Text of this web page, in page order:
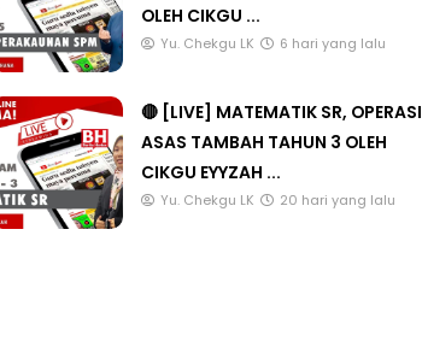
OLEH CIKGU ...
Yu. Chekgu LK 6 hari yang lalu
🔴 [LIVE] MATEMATIK SR, OPERASI
ASAS TAMBAH TAHUN 3 OLEH
CIKGU EYYZAH ...
Yu. Chekgu LK 20 hari yang lalu